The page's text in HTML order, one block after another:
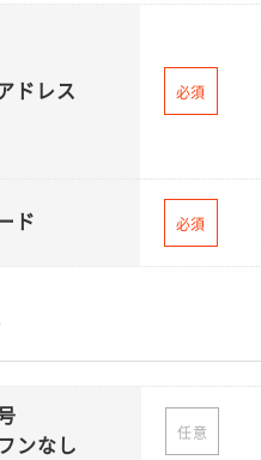
ドレス 必須
ド 必須
ンなし
任意